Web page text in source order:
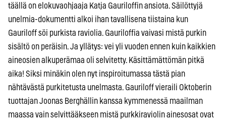
täällä on elokuvaohjaaja Katja Gauriloffin ansiota. Säilöttyjä
unelmia-dokumentti alkoi ihan tavallisena tiistaina kun
Gauriloff söi purkista raviolia. Gauriloffia vaivasi mistä purkin
sisältö on peräisin. Ja yllätys: vei yli vuoden ennen kuin kaikkien
aineosien alkuperämaa oli selvitetty. Käsittämättömän pitkä
aika! Siksi minäkin olen nyt inspiroitumassa tästä pian
nähtävästä purkitetusta unelmasta. Gauriloff vieraili Oktoberin
tuottajan Joonas Berghällin kanssa kymmenessä maailman
maassa vain selvittääkseen mistä purkkiraviolin ainesosat ovat